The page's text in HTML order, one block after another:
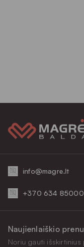
info@magre.lt
+370 634 85000
Naujienlaiškio
Noriu gauti išskirtinius